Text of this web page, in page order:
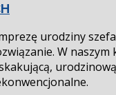
urodziny
W